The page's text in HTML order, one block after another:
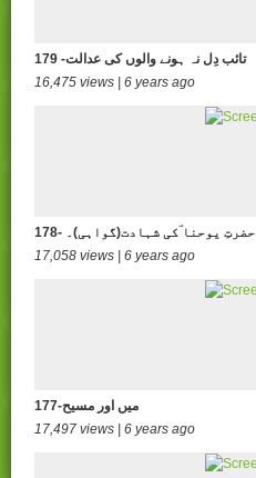
179 -تائب دِل نہ ہونے والوں کی عدالت
16,475 views | 6 years ago
178- حضرتِ یوحنا ؔکی شہادت(گواہی)۔
17,058 views | 6 years ago
177-میں اور مسیح
17,497 views | 6 years ago